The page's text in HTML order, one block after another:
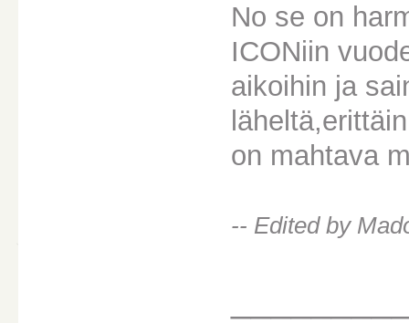
No se on
ICONiin
aikoihin ja
on mahtava
-- Edited by